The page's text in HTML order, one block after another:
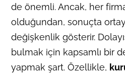
de önemli. Ancak, her
olduğundan, sonuçta
değişkenlik gösterir.
bulmak için kapsamlı bir
yapmak şart. Özellikle,